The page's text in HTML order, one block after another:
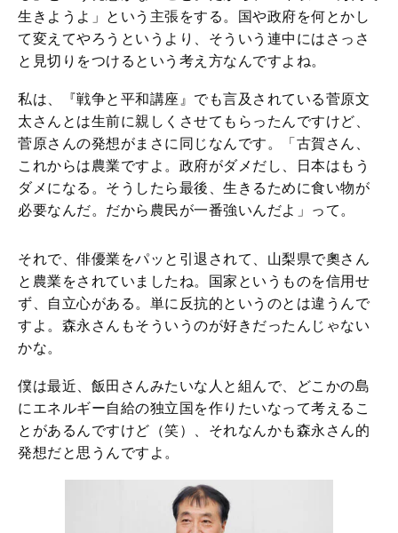
生きようよ」という主張をする。国や政府を何とかし
て変えてやろうというより、そういう連中にはさっさ
と見切りをつけるという考え方なんですよね。
私は、『戦争と平和講座』でも言及されている菅原文
太さんとは生前に親しくさせてもらったんですけど、
菅原さんの発想がまさに同じなんです。「古賀さん、
これからは農業ですよ。政府がダメだし、日本はもう
ダメになる。そうしたら最後、生きるために食い物が
必要なんだ。だから農民が一番強いんだよ」って。
それで、俳優業をパッと引退されて、山梨県で奧さん
と農業をされていましたね。国家というものを信用せ
ず、自立心がある。単に反抗的というのとは違うんで
すよ。森永さんもそういうのが好きだったんじゃない
かな。
僕は最近、飯田さんみたいな人と組んで、どこかの島
にエネルギー自給の独立国を作りたいなって考えるこ
とがあるんですけど（笑）、それなんかも森永さん的
発想だと思うんですよ。